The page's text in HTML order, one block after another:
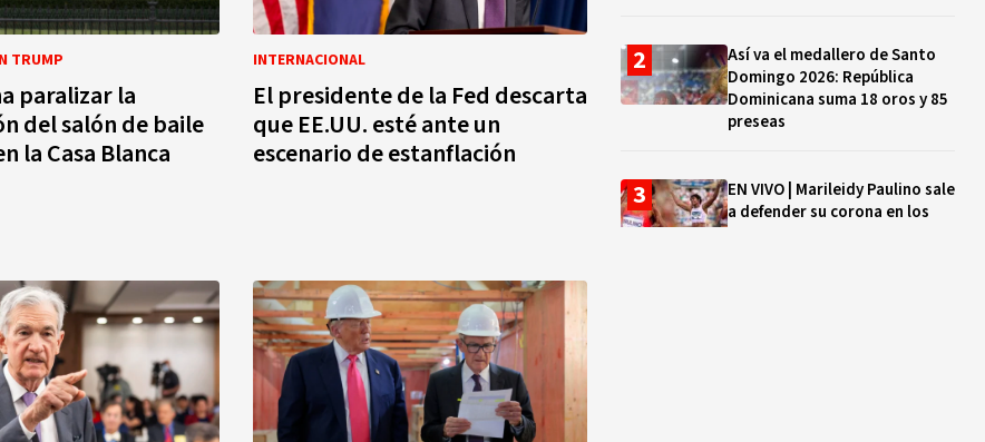
TRUMP
paralizar la
del salón de baile
la Casa Blanca
INTERNACIONAL
El presidente de la Fed descarta
que EE.UU. esté ante un
escenario de estanflación
Así va el medallero de Santo
Domingo 2026: República
Dominicana suma 18 oros y 85
preseas
EN VIVO | Marileidy Paulino sale
a defender su corona en los